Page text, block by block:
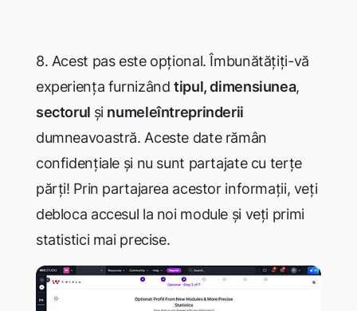
8. Acest pas este opțional. Îmbunătățiți-vă
experiența furnizândtipul, dimensiunea,
sectorul și numeleîntreprinderii
dumneavoastră. Aceste date rămân
confidențiale și nu sunt partajate cu terțe
părți! Prin partajarea acestor informații, veți
debloca accesul la noi module și veți primi
statistici mai precise.